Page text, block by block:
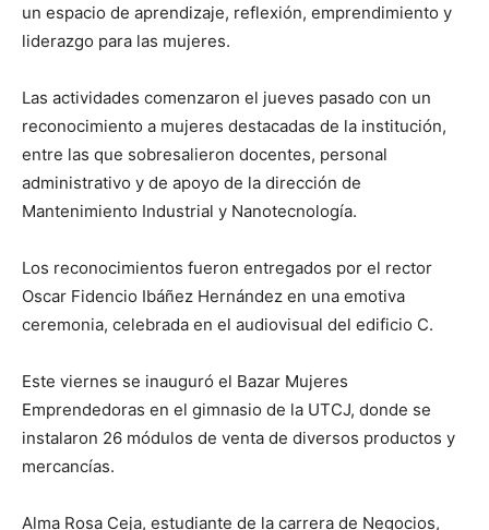
un espacio de aprendizaje, reflexión, emprendimiento y
liderazgo para las mujeres.
Las actividades comenzaron el jueves pasado con un
reconocimiento a mujeres destacadas de la institución,
entre las que sobresalieron docentes, personal
administrativo y de apoyo de la dirección de
Mantenimiento Industrial y Nanotecnología.
Los reconocimientos fueron entregados por el rector
Oscar Fidencio Ibáñez Hernández en una emotiva
ceremonia, celebrada en el audiovisual del edificio C.
Este viernes se inauguró el Bazar Mujeres
Emprendedoras en el gimnasio de la UTCJ, donde se
instalaron 26 módulos de venta de diversos productos y
mercancías.
Alma Rosa Ceja, estudiante de la carrera de Negocios,